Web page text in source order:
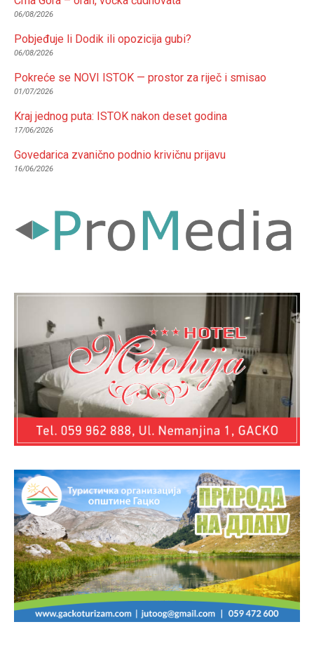
06/08/2026
Pobjeđuje li Dodik ili opozicija gubi?
06/08/2026
Pokreće se NOVI ISTOK — prostor za riječ i smisao
01/07/2026
Kraj jednog puta: ISTOK nakon deset godina
17/06/2026
Govedarica zvanično podnio krivičnu prijavu
16/06/2026